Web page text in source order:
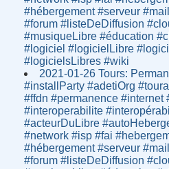
#hébergement #serveur
#forum #listeDeDiffusion
#musiqueLibre #éducation
#logiciel #logicielLibre
#logicielsLibres #wiki
2021-01-26 Tours:
#installParty #adetiOrg
#ffdn #permanence #internet
#interoperabilite
#acteurDuLibre
#network #isp #fai
#hébergement #serveur
#forum #listeDeDiffusion